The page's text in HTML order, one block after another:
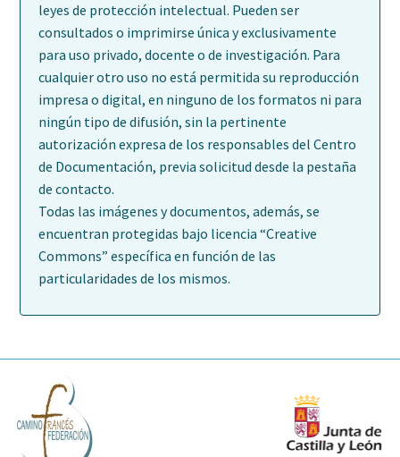
leyes de protección intelectual. Pueden ser
consultados o imprimirse única y exclusivamente
para uso privado, docente o de investigación. Para
cualquier otro uso no está permitida su reproducción
impresa o digital, en ninguno de los formatos ni para
ningún tipo de difusión, sin la pertinente
autorización expresa de los responsables del Centro
de Documentación, previa solicitud desde la pestaña
de contacto.
Todas las imágenes y documentos, además, se
encuentran protegidas bajo licencia “Creative
Commons” específica en función de las
particularidades de los mismos.